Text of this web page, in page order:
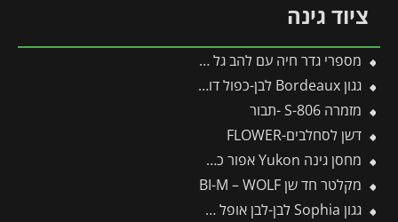
ציוד גינה
מספרי גדר חיה עם להב גל HS-W – WOLF
גגון Bordeaux לבן-כפול דופן 1.4X2.2 מבית פלרם – Canopia
מזמרה S-806 -תבור
דשן לסחלבים-FLOWER
מחסן גינה Yukon אפור כהה 3.3X5.2 מבית פלרם – קנופיה
מקלטר חד שן BI-M – WOLF
גגון Sophia לבן-לבן אופל 1X2.2 עיצוב מודרני מבית פלרם – Canopia